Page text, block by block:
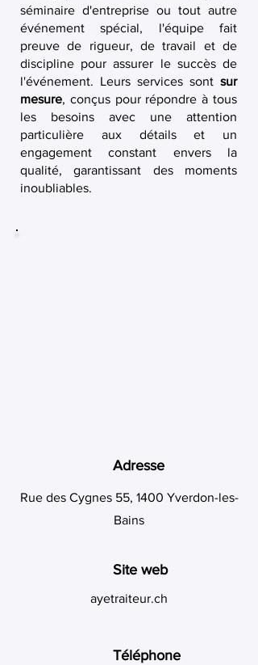
séminaire d'entreprise ou tout autre
événement spécial, l'équipe fait
preuve de rigueur, de travail et de
discipline pour assurer le succès de
l'événement. Leurs services sont sur
mesure, conçus pour répondre à tous
les besoins avec une attention
particulière aux détails et un
engagement constant envers la
qualité, garantissant des moments
inoubliables.
Adresse
Rue des Cygnes 55, 1400 Yverdon-les-
Bains
Site web
ayetraiteur.ch
Téléphone